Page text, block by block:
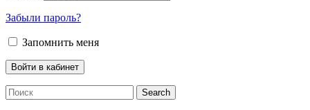
Забыли пароль?
Запомнить меня
Search